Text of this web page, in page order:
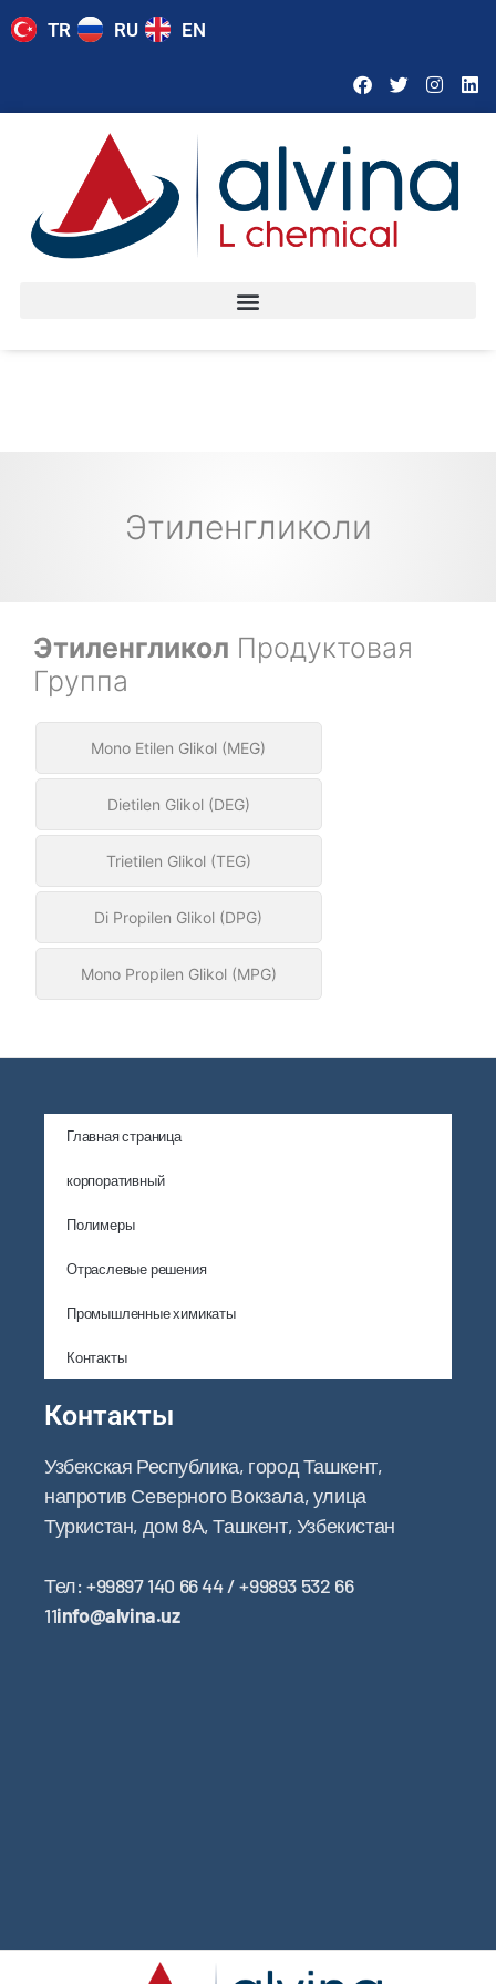
TR RU EN
Этиленгликоли
Этиленгликол Продуктовая
Группа
Mono Etilen Glikol (MEG)
Dietilen Glikol (DEG)
Trietilen Glikol (TEG)
Di Propilen Glikol (DPG)
Mono Propilen Glikol (MPG)
Главная страница
корпоративный
Полимеры
Отраслевые решения
Промышленные химикаты
Контакты
Контакты
Узбекская Республика, город Ташкент,
напротив Северного Вокзала, улица
Туркистан, дом 8А, Ташкент, Узбекистан
Тел: +99897 140 66 44 / +99893 532 66
11info@alvina.uz